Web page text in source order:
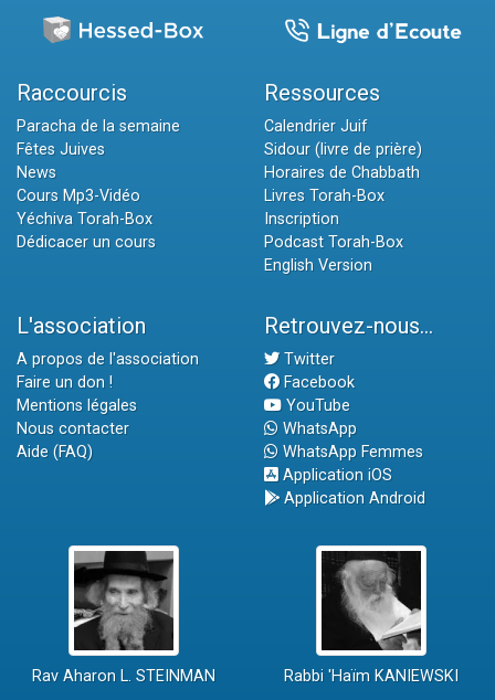
Raccourcis
Paracha de la semaine
Fêtes Juives
News
Cours Mp3-Vidéo
Yéchiva Torah-Box
Dédicacer un cours
Ressources
Calendrier Juif
Sidour (livre de prière)
Horaires de Chabbath
Livres Torah-Box
Inscription
Podcast Torah-Box
English Version
L'association
A propos de l'association
Faire un don !
Mentions légales
Nous contacter
Aide (FAQ)
Retrouvez-nous...
Twitter
Facebook
YouTube
WhatsApp
WhatsApp Femmes
Application iOS
Application Android
Rav Aharon L. STEINMAN Rabbi 'Haïm KANIEWSKI